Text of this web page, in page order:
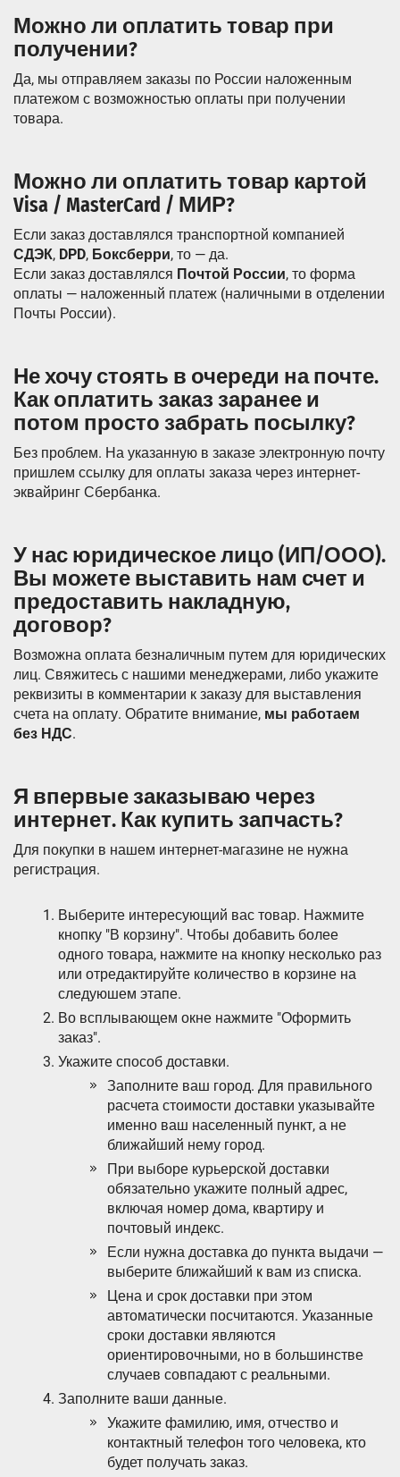
Можно ли оплатить товар при
получении?
Да, мы отправляем заказы по России наложенным
платежом с возможностью оплаты при получении
товара.
Можно ли оплатить товар картой
Visa / MasterCard / МИР?
Если заказ доставлялся транспортной компанией
СДЭК, DPD, Боксберри, то — да.
Если заказ доставлялся Почтой России, то форма
оплаты — наложенный платеж (наличными в отделении
Почты России).
Не хочу стоять в очереди на почте.
Как оплатить заказ заранее и
потом просто забрать посылку?
Без проблем. На указанную в заказе электронную почту
пришлем ссылку для оплаты заказа через интернет-
эквайринг Сбербанка.
У нас юридическое лицо (ИП/ООО).
Вы можете выставить нам счет и
предоставить накладную,
договор?
Возможна оплата безналичным путем для юридических
лиц. Свяжитесь с нашими менеджерами, либо укажите
реквизиты в комментарии к заказу для выставления
счета на оплату. Обратите внимание, мы работаем
без НДС.
Я впервые заказываю через
интернет. Как купить запчасть?
Для покупки в нашем интернет-магазине не нужна
регистрация.
Выберите интересующий вас товар. Нажмите
кнопку "В корзину". Чтобы добавить более
одного товара, нажмите на кнопку несколько раз
или отредактируйте количество в корзине на
следуюшем этапе.
Во всплывающем окне нажмите "Оформить
заказ".
Укажите способ доставки.
Заполните ваш город. Для правильного
расчета стоимости доставки указывайте
именно ваш населенный пункт, а не
ближайший нему город.
При выборе курьерской доставки
обязательно укажите полный адрес,
включая номер дома, квартиру и
почтовый индекс.
Если нужна доставка до пункта выдачи —
выберите ближайший к вам из списка.
Цена и срок доставки при этом
автоматически посчитаются. Указанные
сроки доставки являются
ориентировочными, но в большинстве
случаев совпадают с реальными.
Заполните ваши данные.
Укажите фамилию, имя, отчество и
контактный телефон того человека, кто
будет получать заказ.